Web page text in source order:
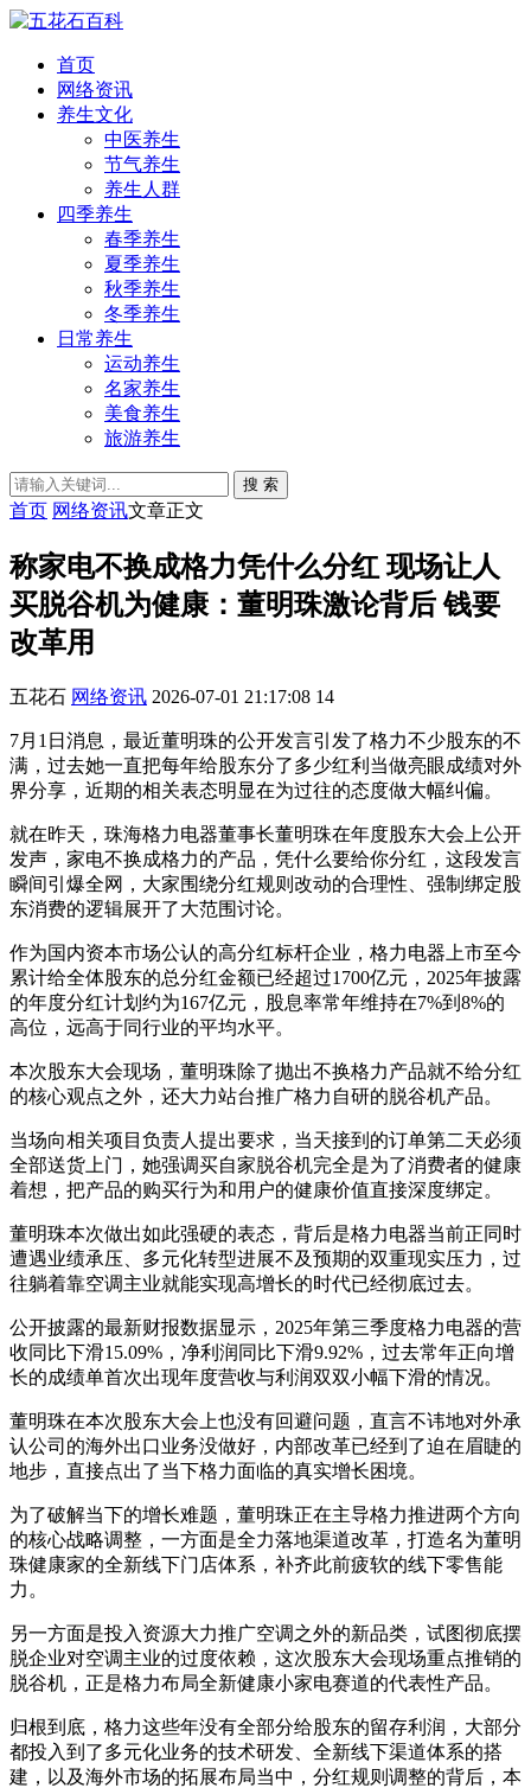
首页
网络资讯
养生文化
中医养生
节气养生
养生人群
四季养生
春季养生
夏季养生
秋季养生
冬季养生
日常养生
运动养生
名家养生
美食养生
旅游养生
搜 索
首页 网络资讯文章正文
称家电不换成格力凭什么分红 现场让人
买脱谷机为健康：董明珠激论背后 钱要
改革用
五花石 网络资讯 2026-07-01 21:17:08 14
7月1日消息，最近董明珠的公开发言引发了格力不少股东的不
满，过去她一直把每年给股东分了多少红利当做亮眼成绩对外
界分享，近期的相关表态明显在为过往的态度做大幅纠偏。
就在昨天，珠海格力电器董事长董明珠在年度股东大会上公开
发声，家电不换成格力的产品，凭什么要给你分红，这段发言
瞬间引爆全网，大家围绕分红规则改动的合理性、强制绑定股
东消费的逻辑展开了大范围讨论。
作为国内资本市场公认的高分红标杆企业，格力电器上市至今
累计给全体股东的总分红金额已经超过1700亿元，2025年披露
的年度分红计划约为167亿元，股息率常年维持在7%到8%的
高位，远高于同行业的平均水平。
本次股东大会现场，董明珠除了抛出不换格力产品就不给分红
的核心观点之外，还大力站台推广格力自研的脱谷机产品。
当场向相关项目负责人提出要求，当天接到的订单第二天必须
全部送货上门，她强调买自家脱谷机完全是为了消费者的健康
着想，把产品的购买行为和用户的健康价值直接深度绑定。
董明珠本次做出如此强硬的表态，背后是格力电器当前正同时
遭遇业绩承压、多元化转型进展不及预期的双重现实压力，过
往躺着靠空调主业就能实现高增长的时代已经彻底过去。
公开披露的最新财报数据显示，2025年第三季度格力电器的营
收同比下滑15.09%，净利润同比下滑9.92%，过去常年正向增
长的成绩单首次出现年度营收与利润双双小幅下滑的情况。
董明珠在本次股东大会上也没有回避问题，直言不讳地对外承
认公司的海外出口业务没做好，内部改革已经到了迫在眉睫的
地步，直接点出了当下格力面临的真实增长困境。
为了破解当下的增长难题，董明珠正在主导格力推进两个方向
的核心战略调整，一方面是全力落地渠道改革，打造名为董明
珠健康家的全新线下门店体系，补齐此前疲软的线下零售能
力。
另一方面是投入资源大力推广空调之外的新品类，试图彻底摆
脱企业对空调主业的过度依赖，这次股东大会现场重点推销的
脱谷机，正是格力布局全新健康小家电赛道的代表性产品。
归根到底，格力这些年没有全部分给股东的留存利润，大部分
都投入到了多元化业务的技术研发、全新线下渠道体系的搭
建，以及海外市场的拓展布局当中，分红规则调整的背后，本